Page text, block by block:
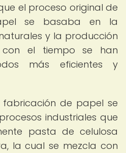
el proceso original de
se basaba en la
y la producción
el tiempo se han
más eficientes y
de papel se
industriales que
pasta de celulosa
la cual se mezcla con